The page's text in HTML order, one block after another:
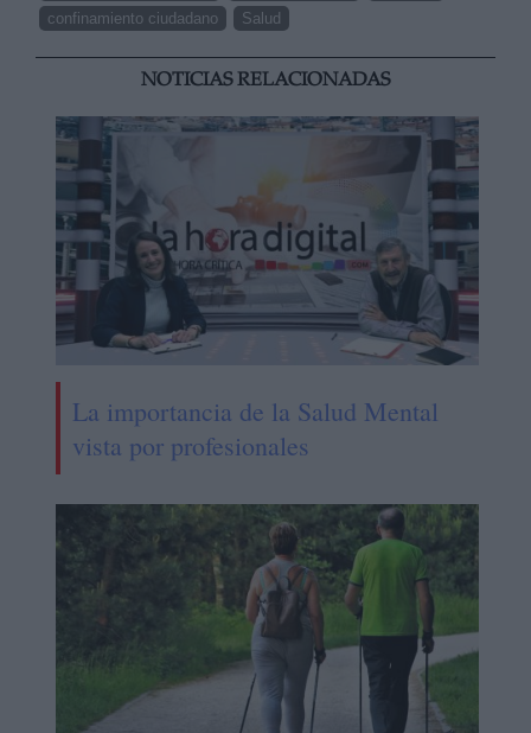
confinamiento ciudadano
Salud
NOTICIAS RELACIONADAS
La importancia de la Salud Mental
vista por profesionales